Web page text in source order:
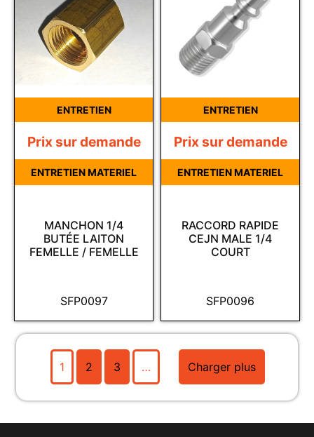
ENTRETIEN
SFP0097
MANCHON 1/4
BUTÉE LAITON
FEMELLE / FEMELLE
Prix sur demande
ENTRETIEN MATERIEL
ENTRETIEN
SFP0096
RACCORD RAPIDE
CEJN MALE 1/4
COURT
Prix sur demande
ENTRETIEN MATERIEL
1 2 3 … Charger plus